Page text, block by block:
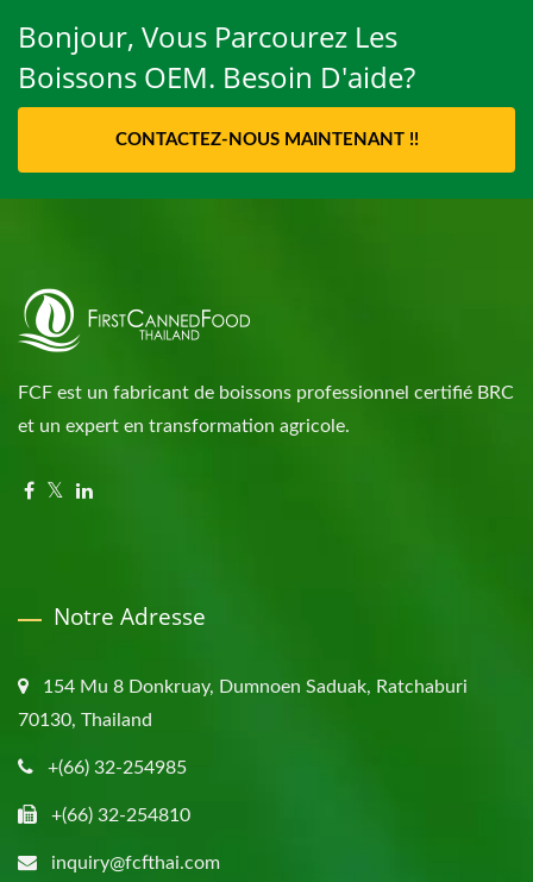
Bonjour, Vous Parcourez Les
Boissons OEM. Besoin D'aide?
CONTACTEZ-NOUS MAINTENANT !!
FCF est un fabricant de boissons professionnel certifié BRC
et un expert en transformation agricole.
Notre Adresse
154 Mu 8 Donkruay, Dumnoen Saduak, Ratchaburi
70130, Thailand
+(66) 32-254985
+(66) 32-254810
inquiry@fcfthai.com